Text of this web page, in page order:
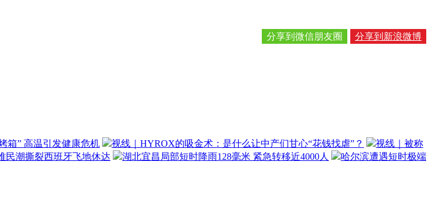
分享到新浪微博
分享到微信朋友圈
箱” 高温引发健康危机 视线｜HYROX的吸金术：是什么让中产们甘心“花钱找虐”？
视线｜被称
民潮撕裂西班牙飞地休达 湖北宜昌局部短时降雨128毫米 紧急转移近4000人
哈尔滨遭遇短时极端